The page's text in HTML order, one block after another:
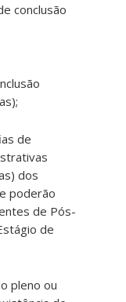
conclusão
de
dos
poderão
de Pós-
de
pleno ou